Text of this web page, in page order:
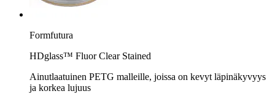
Formfutura
HDglass™ Fluor Clear Stained
Ainutlaatuinen PETG malleille, joissa on kevyt läpinäkyvyys
ja korkea lujuus